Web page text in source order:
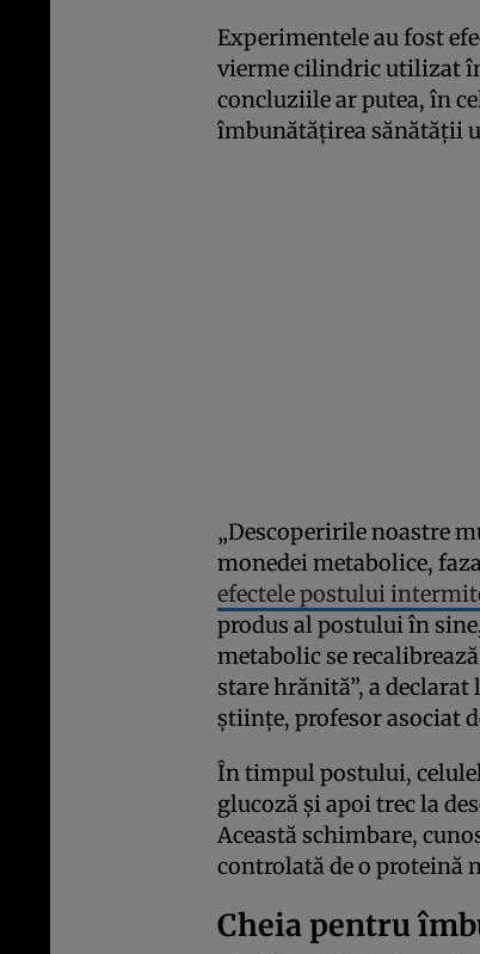
Experimentele au fost
vierme cilindric utilizat
concluziile ar putea, în
îmbunătățirea sănătății
„Descoperirile noastre
monedei metabolice,
efectele postului
produs al postului în
metabolic se
stare hrănită”, a
științe, profesor asociat
În timpul postului,
glucoză și apoi trec la
Această schimbare,
controlată de o proteină
Cheia pentru